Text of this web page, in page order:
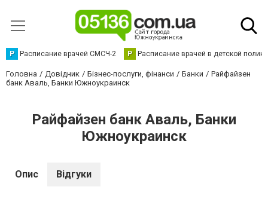
Р Расписание врачей СМСЧ-2 Р Расписание врачей в детской
Головна Довідник Бізнес-послуги, фінанси Банки
Райфайзен
банк Аваль, Банки Южноукраинск
Райфайзен банк Аваль, Банки
Южноукраинск
Опис Відгуки